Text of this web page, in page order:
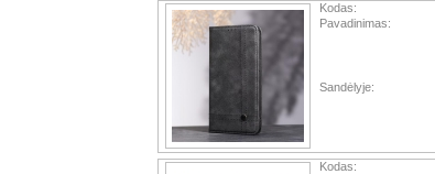
Kodas:
Pavadinimas:
Sandėlyje:
Kodas: